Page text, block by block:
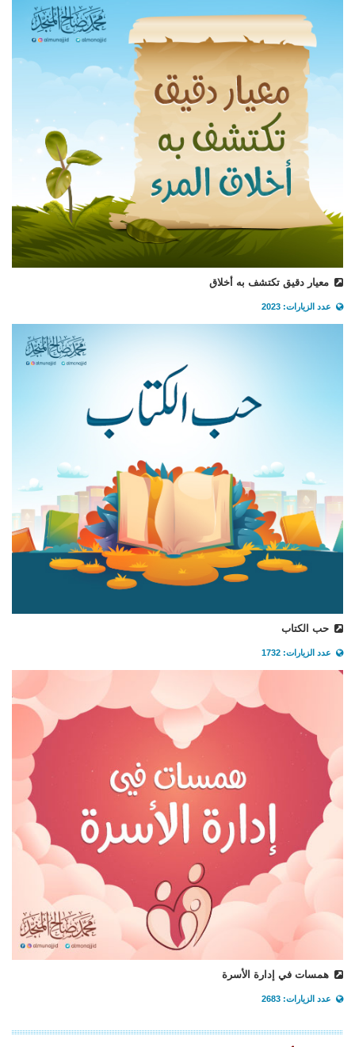
معيار دقيق تكتشف به أخلاق
عدد الزيارات: 2023
حب الكتاب
عدد الزيارات: 1732
همسات في إدارة الأسرة
عدد الزيارات: 2683